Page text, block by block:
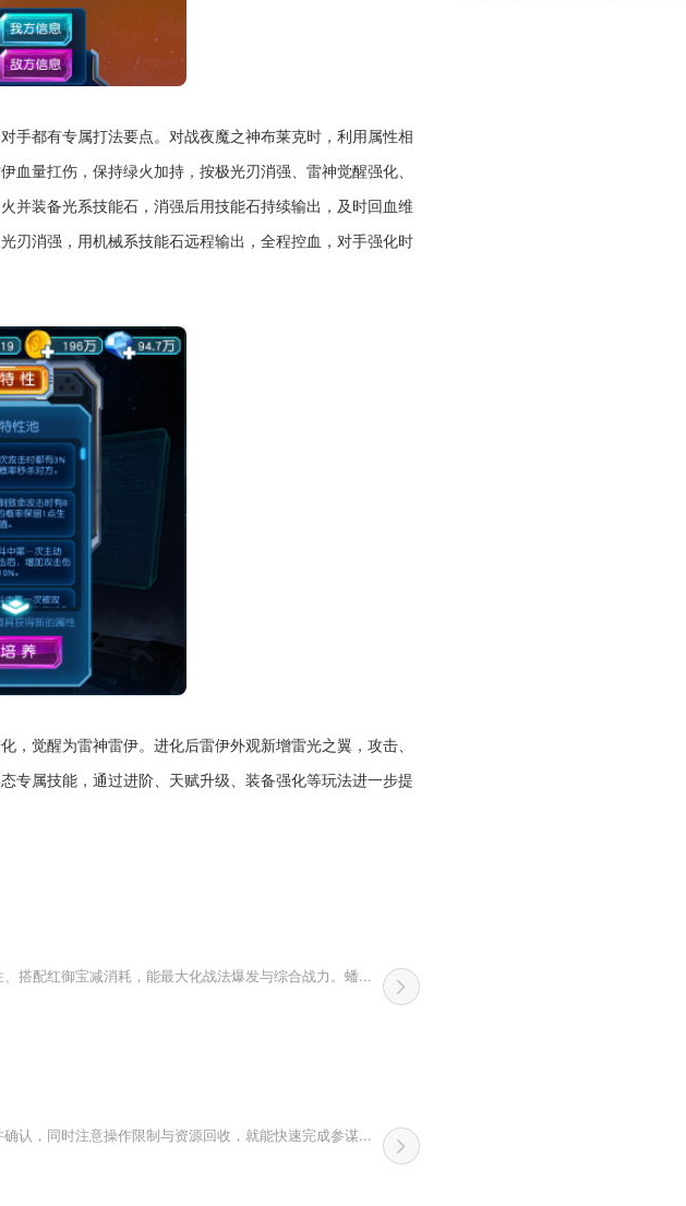
手都有专属打法要点。对战夜魔之神布莱克时，利用属性相
量扛伤，保持绿火加持，按极光刃消强、雷神觉醒强化、
并装备光系技能石，消强后用技能石持续输出，及时回血维
刃消强，用机械系技能石远程输出，全程控血，对手强化时
觉醒为雷神雷伊。进化后雷伊外观新增雷光之翼，攻击、
专属技能，通过进阶、天赋升级、装备强化等玩法进一步提
搭配红御宝减消耗，能最大化战法爆发与综合战力。蟠...
认，同时注意操作限制与资源回收，就能快速完成参谋...